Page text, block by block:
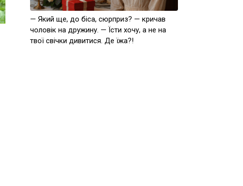
— Який ще, до біса, сюрприз? — кричав
чоловік на дружину. — Їсти хочу, а не на
твої свічки дивитися. Де їжа?!